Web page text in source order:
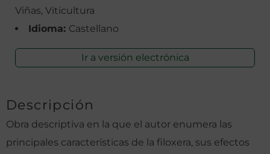
Viñas, Viticultura
Idioma: Castellano
Ir a versión electrónica
Descripción
Obra descriptiva en la que el autor enumera las
principales características de la filoxera, sus efectos